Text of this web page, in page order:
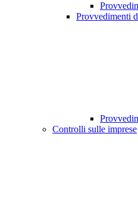
Provvedimenti
Controlli sulle imprese